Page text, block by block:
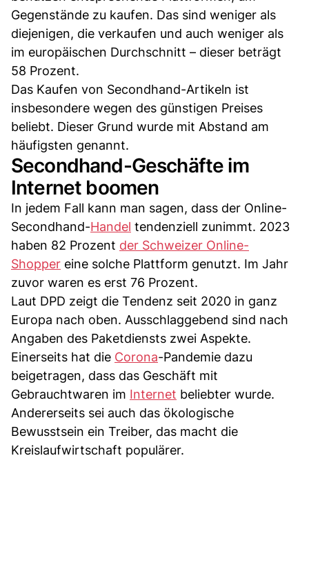
Gegenstände zu kaufen. Das sind weniger als
diejenigen, die verkaufen und auch weniger als
im europäischen Durchschnitt – dieser beträgt
58 Prozent.
Das Kaufen von Secondhand-Artikeln ist
insbesondere wegen des günstigen Preises
beliebt. Dieser Grund wurde mit Abstand am
häufigsten genannt.
Secondhand-Geschäfte im
Internet boomen
In jedem Fall kann man sagen, dass der Online-
Secondhand-Handel tendenziell zunimmt. 2023
haben 82 Prozent der Schweizer Online-
Shopper eine solche Plattform genutzt. Im Jahr
zuvor waren es erst 76 Prozent.
Laut DPD zeigt die Tendenz seit 2020 in ganz
Europa nach oben. Ausschlaggebend sind nach
Angaben des Paketdiensts zwei Aspekte.
Einerseits hat die Corona-Pandemie dazu
beigetragen, dass das Geschäft mit
Gebrauchtwaren im Internet beliebter wurde.
Andererseits sei auch das ökologische
Bewusstsein ein Treiber, das macht die
Kreislaufwirtschaft populärer.